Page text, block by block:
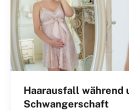
Haarausfall während
Schwangerschaft